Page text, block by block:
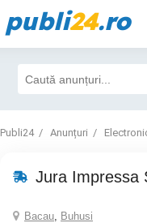
publi24.ro
Publi24 Anunțuri
Jura Impressa
Bacau, Buhusi